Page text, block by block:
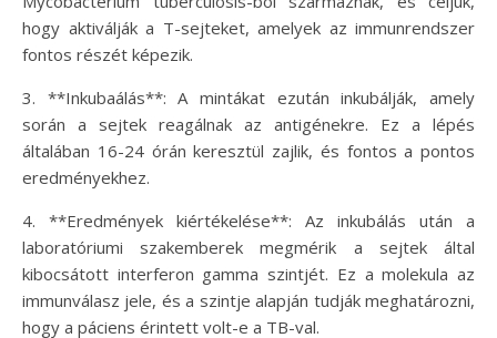
hogy aktiválják a T-sejteket, amelyek az immunrendszer
fontos részét képezik.
3. **Inkubaálás**: A mintákat ezután inkubálják, amely
során a sejtek reagálnak az antigénekre. Ez a lépés
általában 16-24 órán keresztül zajlik, és fontos a pontos
eredményekhez.
4. **Eredmények kiértékelése**: Az inkubálás után a
laboratóriumi szakemberek megmérik a sejtek által
kibocsátott interferon gamma szintjét. Ez a molekula az
immunválasz jele, és a szintje alapján tudják meghatározni,
hogy a páciens érintett volt-e a TB-val.